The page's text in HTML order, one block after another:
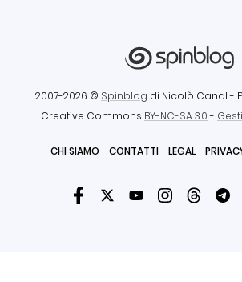
2007-2026 © Spinblog di Nicolò Canal -
Creative Commons BY-NC-SA 3.0-
CHI SIAMO CONTATTI LEGAL